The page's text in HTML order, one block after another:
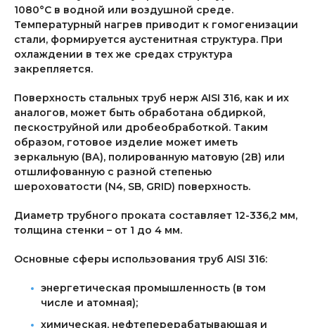
1080°С в водной или воздушной среде.
Температурный нагрев приводит к гомогенизации
стали, формируется аустенитная структура. При
охлаждении в тех же средах структура
закрепляется.
Поверхность стальных труб нерж AISI 316, как и их
аналогов, может быть обработана обдиркой,
пескоструйной или дробеобработкой. Таким
образом, готовое изделие может иметь
зеркальную (ВА), полированную матовую (2В) или
отшлифованную с разной степенью
шероховатости (N4, SB, GRID) поверхность.
Диаметр трубного проката составляет 12-336,2 мм,
толщина стенки – от 1 до 4 мм.
Основные сферы использования труб AISI 316:
энергетическая промышленность (в том
числе и атомная);
химическая, нефтеперерабатывающая и